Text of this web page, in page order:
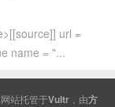
url =
name = "...
站托管于Vultr ，由方